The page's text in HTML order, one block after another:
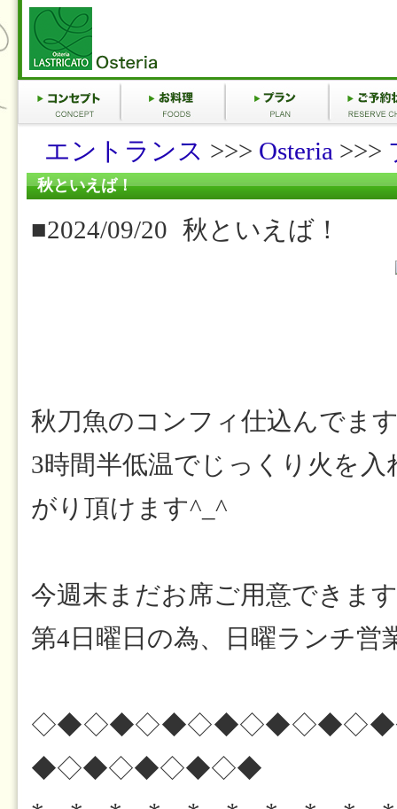
エントランス >>> Osteria >>>
秋といえば！
■2024/09/20 秋といえば！
秋刀魚のコンフィ仕込んでま
3時間半低温でじっくり火を
がり頂けます^_^
今週末まだお席ご用意できま
第4日曜日の為、日曜ランチ営
◆◇◆◇◆◇◆◇◆